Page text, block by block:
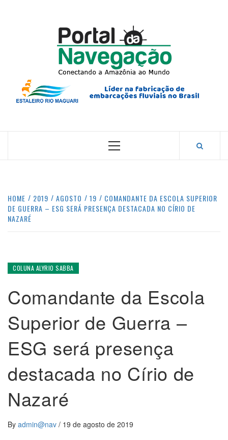
CONECTANDO A AMAZÔNIA COM O MUNDO.
Primary
HOME 2019 AGOSTO 19
COMANDANTE DA ESCOLA SUPERIOR
DE GUERRA – ESG SERÁ PRESENÇA DESTACADA NO CÍRIO DE
NAZARÉ
COLUNA ALYRIO SABBA
Comandante da Escola
Superior de Guerra –
ESG será presença
destacada no Círio de
Nazaré
By admin@nav / 19 de agosto de 2019